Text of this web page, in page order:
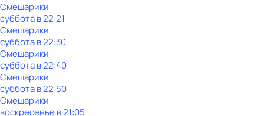
Смешарики
субботав22:21
Смешарики
субботав22:30
Смешарики
субботав22:40
Смешарики
субботав22:50
Смешарики
воскресенье в21:05